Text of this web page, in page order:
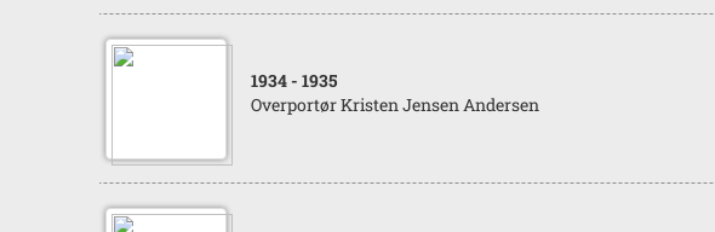
1934 - 1935
Overportør Kristen Jensen Andersen